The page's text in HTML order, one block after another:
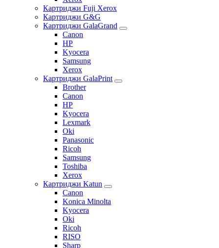
Картриджи Fuji Xerox
Картриджи G&G
Картриджи GalaGrand
Canon
HP
Kyocera
Samsung
Xerox
Картриджи GalaPrint
Brother
Canon
HP
Kyocera
Lexmark
Oki
Panasonic
Ricoh
Samsung
Toshiba
Xerox
Картриджи Katun
Canon
Konica Minolta
Kyocera
Oki
Ricoh
RISO
Sharp